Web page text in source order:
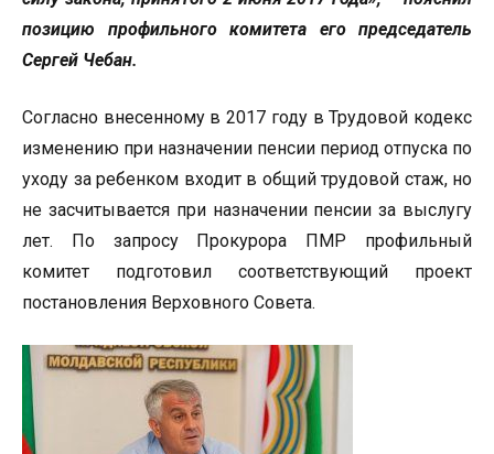
позицию профильного комитета его председатель
Сергей Чебан.
Согласно внесенному в 2017 году в Трудовой кодекс
изменению при назначении пенсии период отпуска по
уходу за ребенком входит в общий трудовой стаж, но
не засчитывается при назначении пенсии за выслугу
лет. По запросу Прокурора ПМР профильный
комитет подготовил соответствующий проект
постановления Верховного Совета.